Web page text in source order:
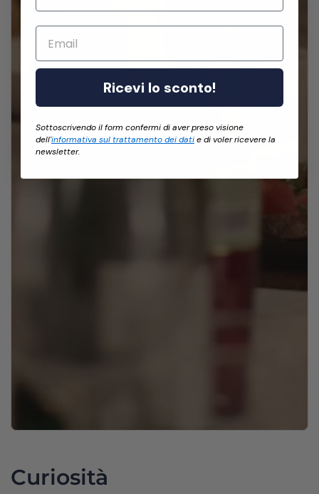
Curiosità
Email
Ricevi lo sconto!
Sottoscrivendo il form confermi di aver preso visione
dell'informativa sul trattamento dei datie di voler ricevere la
newsletter.